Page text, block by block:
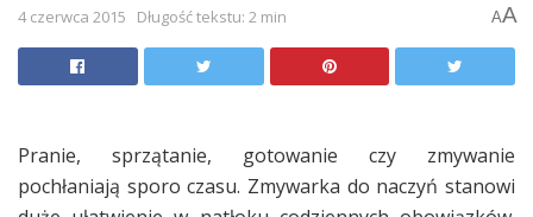
4 czerwca 2015 Długość tekstu: 2 min AA
Pranie, sprzątanie, gotowanie czy zmywanie
pochłaniają sporo czasu. Zmywarka do naczyń stanowi